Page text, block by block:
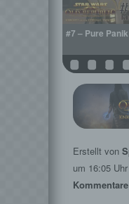
#7 – Pure Panik
Erstellt von
um 16:05
Kommentare